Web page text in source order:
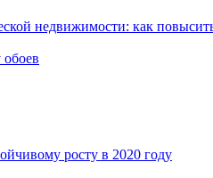
недвижимости: как
росту в 2020 году